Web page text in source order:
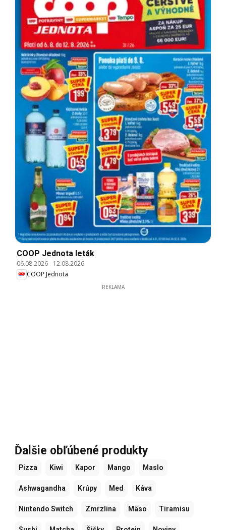
COOP Jednota leták
06.08.2026- 12.08.2026
COOP Jednota
REKLAMA
Ďalšie obľúbené produkty
Pizza Kiwi Kapor Mango Maslo
Ashwagandha Krúpy Med Káva
Nintendo Switch Zmrzlina Mäso Tiramisu